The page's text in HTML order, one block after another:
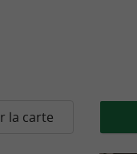
la carte